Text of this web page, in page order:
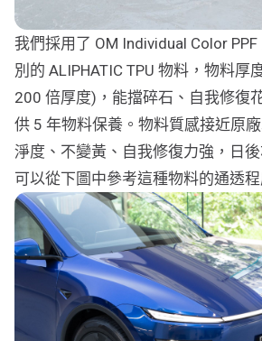
我們採用了 OM Individual Color
別的 ALIPHATIC TPU 物料，物料厚
200 倍厚度)，能擋碎石、自我修復
供 5 年物料保養。物料質感接近原
淨度、不變黃、自我修復力強，日
可以從下圖中參考這種物料的通透程